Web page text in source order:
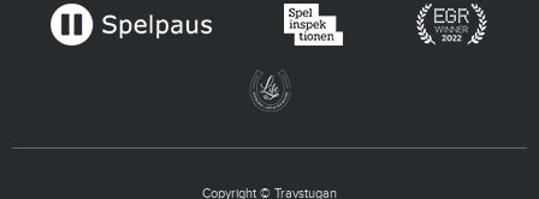
Copyright © Travstugan